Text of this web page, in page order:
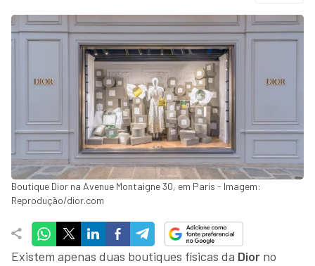
Boutique Dior na Avenue Montaigne 30, em Paris - Imagem:
Reprodução/dior.com
Existem apenas duas boutiques físicas da Dior no